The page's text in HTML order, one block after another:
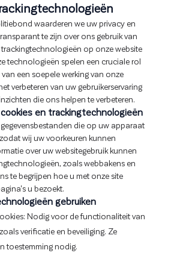
waarderen we uw privacy en
te zijn over ons gebruik van
op onze website
technologieën spelen een cruciale rol
een soepele werking van onze
verbeteren van uw gebruikerservaring
die ons helpen te verbeteren.
en trackingtechnologieën
die op uw apparaat
wij uw voorkeuren kunnen
over uw websitegebruik kunnen
zoals webbakens en
te begrijpen hoe u met onze site
u bezoekt.
gebruiken
Nodig voor de functionaliteit van
verificatie en beveiliging. Ze
toestemming nodig.